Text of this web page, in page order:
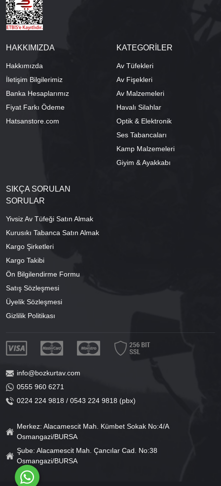
HAKKIMIZDA
Hakkımızda
İletişim Bilgilerimiz
Banka Hesaplarımız
Fiyat Farkı Ödeme
Hatsanstore.com
KATEGORİLER
Av Tüfekleri
Av Fişekleri
Av Malzemeleri
Havalı Silahlar
Optik & Elektronik
Ses Tabancaları
Kamp Malzemeleri
Giyim & Ayakkabı
SIKÇA SORULAN
SORULAR
Yivsiz Av Tüfeği Satın Almak
Kurusıkı Tabanca Satın Almak
Kargo Şirketleri
Kargo Takibi
Ön Bilgilendirme Formu
Satış Sözleşmesi
Üyelik Sözleşmesi
Gizlilik Politikası
info@bozkurtav.com
0555 960 6271
0224 224 9818 / 0543 224 9818 (pbx)
Merkez: Alacamescit Mah. Kümbet Sokak No:4/A
Osmangazi/BURSA
Şube: Alacamescit Mah. Çancılar Cad. No:38
Osmangazi/BURSA